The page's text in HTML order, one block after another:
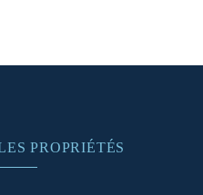
PROPRIÉTÉS